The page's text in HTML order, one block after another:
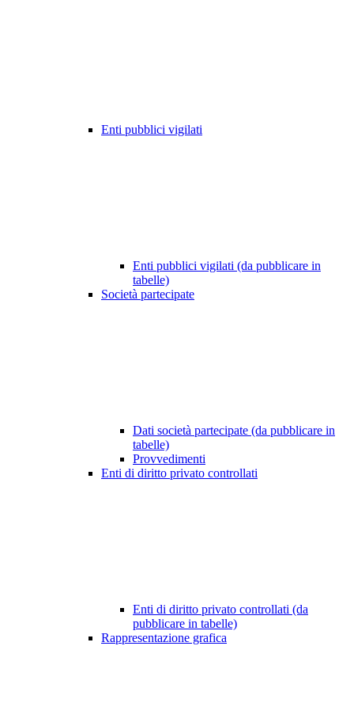
Enti pubblici vigilati
Enti pubblici vigilati (da pubblicare in
tabelle)
Società partecipate
Dati società partecipate (da pubblicare in
tabelle)
Provvedimenti
Enti di diritto privato controllati
Enti di diritto privato controllati (da
pubblicare in tabelle)
Rappresentazione grafica